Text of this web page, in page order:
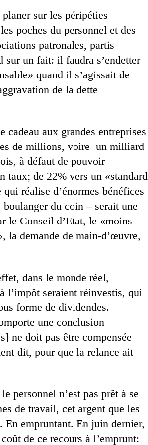
sur les péripéties
poches du personnel et des
patronales, partis
sur un fait: il faudra s’endetter
quand il s’agissait de
de la dette
aux grandes entreprises
de millions, voire un milliard
à défaut de pouvoir
taux; de 22% vers un «standard
réalise d’énormes bénéfices
du coin – serait une
le Conseil d’Etat, le «moins
la demande de main-d’œuvre,
dans le monde réel,
l’impôt seraient réinvestis, qui
forme de dividendes.
une conclusion
ne doit pas être compensée
dit, pour que la relance ait
personnel n’est pas prêt à se
de travail, cet argent que les
empruntant. En juin dernier,
de ce recours à l’emprunt: